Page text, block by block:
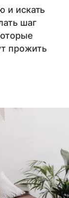
и искать
шаг
прожить